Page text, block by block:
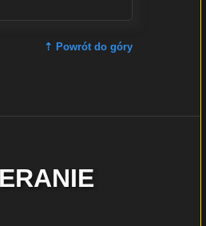
⇡ Powrót do góry